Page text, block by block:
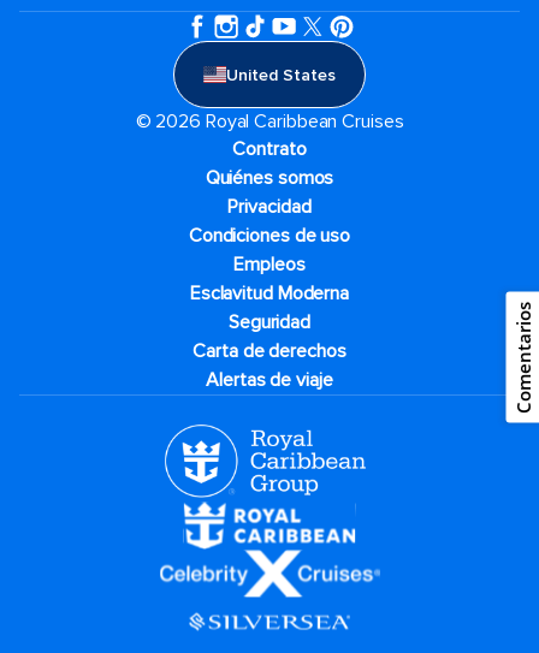
United States
© 2026 Royal Caribbean Cruises
Contrato
Quiénes somos
Privacidad
Condiciones de uso
Empleos
Esclavitud Moderna
Seguridad
Carta de derechos
Alertas de viaje
Comentarios